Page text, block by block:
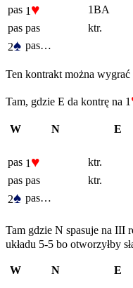
pas 1 ♥ 1BA
pas pas ktr.
2♠ pas…
Ten kontrakt można
Tam, gdzie E da kontrę na 1
W N E
pas 1 ♥ ktr.
pas pas ktr.
2♠ pas…
Tam gdzie N spasuje na III
układu 5-5 bo otworzyłby
W N E